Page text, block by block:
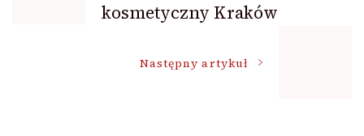
wpisukosmetyczny Kraków
Następny artykuł